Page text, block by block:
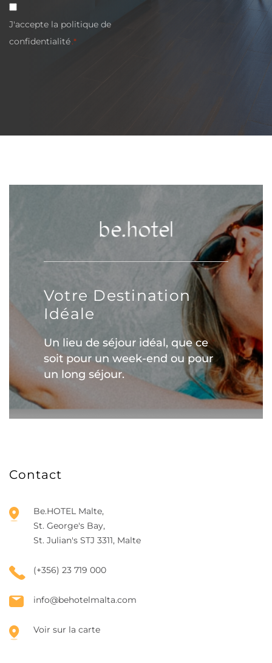
Consentement
*
J'accepte la politique de
confidentialité.*
Votre Destination
Idéale
Un lieu de séjour idéal, que ce
soit pour un week-end ou pour
un long séjour.
Contact
Be.HOTEL Malte,
St. George's Bay,
St. Julian's STJ 3311, Malte
(+356) 23 719 000
info@behotelmalta.com
Voir sur la carte